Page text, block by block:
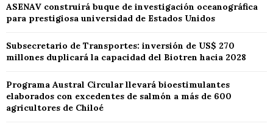
ASENAV construirá buque de investigación oceanográfica
para prestigiosa universidad de Estados Unidos
Subsecretario de Transportes: inversión de US$ 270
millones duplicará la capacidad del Biotren hacia 2028
Programa Austral Circular llevará bioestimulantes
elaborados con excedentes de salmón a más de 600
agricultores de Chiloé